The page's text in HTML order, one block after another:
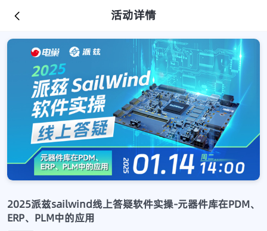
活动详情
2025派兹sailwind线上答疑软件实操-元器件库在PDM、
ERP、PLM中的应用